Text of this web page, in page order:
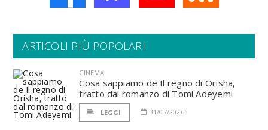
ARTICOLI PIÙ POPOLARI
CINEMA
Cosa sappiamo de Il regno di Orisha,
tratto dal romanzo di Tomi Adeyemi
LEGGI 31/07/2026